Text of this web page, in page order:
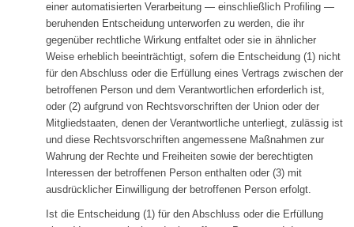
einer automatisierten Verarbeitung — einschließlich Profiling —
beruhenden Entscheidung unterworfen zu werden, die ihr
gegenüber rechtliche Wirkung entfaltet oder sie in ähnlicher
Weise erheblich beeinträchtigt, sofern die Entscheidung (1) nicht
für den Abschluss oder die Erfüllung eines Vertrags zwischen der
betroffenen Person und dem Verantwortlichen erforderlich ist,
oder (2) aufgrund von Rechtsvorschriften der Union oder der
Mitgliedstaaten, denen der Verantwortliche unterliegt, zulässig ist
und diese Rechtsvorschriften angemessene Maßnahmen zur
Wahrung der Rechte und Freiheiten sowie der berechtigten
Interessen der betroffenen Person enthalten oder (3) mit
ausdrücklicher Einwilligung der betroffenen Person erfolgt.
Ist die Entscheidung (1) für den Abschluss oder die Erfüllung